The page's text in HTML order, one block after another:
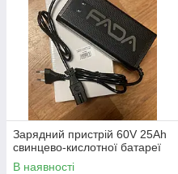
Зарядний пристрій 60V 25Ah
свинцево-кислотної батареї
В наявності